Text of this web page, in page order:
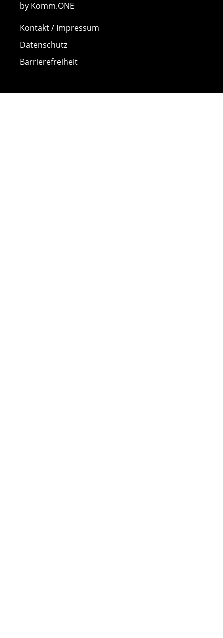
by Komm.ONE
Kontakt / Impressum
Datenschutz
Barrierefreiheit